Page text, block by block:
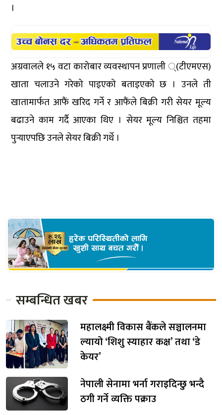
।
अग्रवालले १५ वटा कारोबार व्यवस्थापन प्रणाली ्(टीएमएस)
खाता चलाउने गरेको पाइएको बताइएको छ । उनले ती
खातामार्फत आफैं खरिद गर्ने र आफैंले बिक्री गरी सेयर मूल्य
बढाउने काम गर्दै आएका थिए । सेयर मूल्य निश्चित तहमा
पुर्‍याएपछि उनले सेयर बिक्री गर्थे ।
सम्बन्धित खबर
महालक्ष्मी विकास बैंकले सञ्चालनमा
ल्यायो ‘शिशु स्याहार कक्ष’ तथा ‘डे
केयर’
नेपाली सेनामा भर्ना गराइदिन्छु भन्दै
ठगी गर्ने व्यक्ति पक्राउ